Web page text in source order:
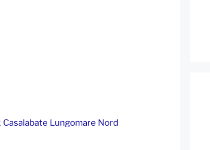
Lungomare Nord